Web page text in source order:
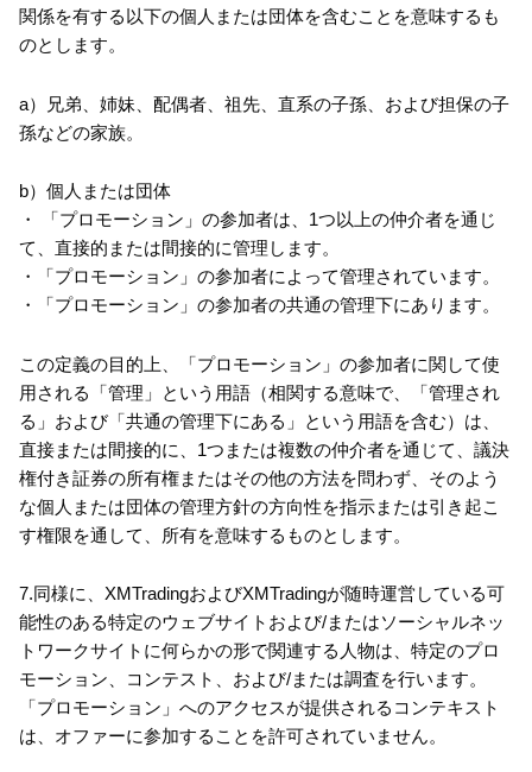
関係を有する以下の個人または団体を含むことを意味するも
のとします。
a）兄弟、姉妹、配偶者、祖先、直系の子孫、および担保の子
孫などの家族。
b）個人または団体
・ 「プロモーション」の参加者は、1つ以上の仲介者を通じ
て、直接的または間接的に管理します。
・「プロモーション」の参加者によって管理されています。
・「プロモーション」の参加者の共通の管理下にあります。
この定義の目的上、「プロモーション」の参加者に関して使
用される「管理」という用語（相関する意味で、「管理され
る」および「共通の管理下にある」という用語を含む）は、
直接または間接的に、1つまたは複数の仲介者を通じて、議決
権付き証券の所有権またはその他の方法を問わず、そのよう
な個人または団体の管理方針の方向性を指示または引き起こ
す権限を通して、所有を意味するものとします。
7.同様に、XMTradingおよびXMTradingが随時運営している可
能性のある特定のウェブサイトおよび/またはソーシャルネッ
トワークサイトに何らかの形で関連する人物は、特定のプロ
モーション、コンテスト、および/または調査を行います。
「プロモーション」へのアクセスが提供されるコンテキスト
は、オファーに参加することを許可されていません。